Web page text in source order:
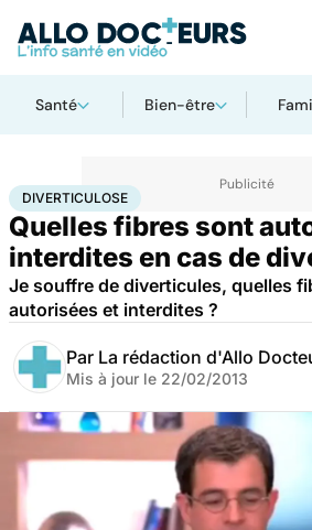
Santé Bien-être
AccueilSanté Diverticulose
DIVERTICULOSE
Quelles fibres sont
interdites en cas de
Je souffre de diverticules, quelles
autorisées et interdites ?
Par La rédaction d'Allo
Mis à jour le 22/02/2013